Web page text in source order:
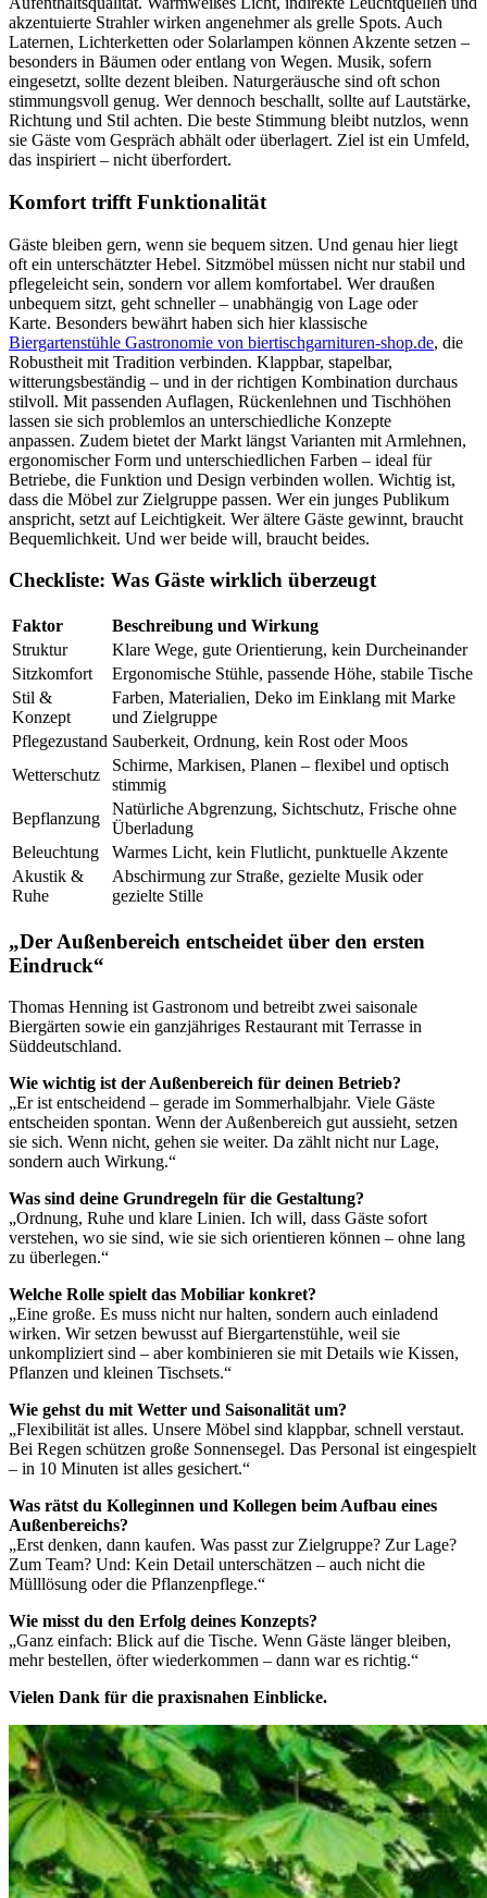
akzentuierte Strahler wirken angenehmer als grelle Spots. Auch
Laternen, Lichterketten oder Solarlampen können Akzente setzen –
besonders in Bäumen oder entlang von Wegen. Musik, sofern
eingesetzt, sollte dezent bleiben. Naturgeräusche sind oft schon
stimmungsvoll genug. Wer dennoch beschallt, sollte auf Lautstärke,
Richtung und Stil achten. Die beste Stimmung bleibt nutzlos, wenn
sie Gäste vom Gespräch abhält oder überlagert. Ziel ist ein Umfeld,
das inspiriert – nicht überfordert.
Komfort trifft Funktionalität
Gäste bleiben gern, wenn sie bequem sitzen. Und genau hier liegt
oft ein unterschätzter Hebel. Sitzmöbel müssen nicht nur stabil und
pflegeleicht sein, sondern vor allem komfortabel. Wer draußen
unbequem sitzt, geht schneller – unabhängig von Lage oder
Karte. Besonders bewährt haben sich hier klassische
Biergartenstühle Gastronomie von biertischgarnituren-shop.de, die
Robustheit mit Tradition verbinden. Klappbar, stapelbar,
witterungsbeständig – und in der richtigen Kombination durchaus
stilvoll. Mit passenden Auflagen, Rückenlehnen und Tischhöhen
lassen sie sich problemlos an unterschiedliche Konzepte
anpassen. Zudem bietet der Markt längst Varianten mit Armlehnen,
ergonomischer Form und unterschiedlichen Farben – ideal für
Betriebe, die Funktion und Design verbinden wollen. Wichtig ist,
dass die Möbel zur Zielgruppe passen. Wer ein junges Publikum
anspricht, setzt auf Leichtigkeit. Wer ältere Gäste gewinnt, braucht
Bequemlichkeit. Und wer beide will, braucht beides.
Checkliste: Was Gäste wirklich überzeugt
Faktor
Beschreibung und Wirkung
Struktur
Klare Wege, gute Orientierung, kein Durcheinander
Sitzkomfort
Ergonomische Stühle, passende Höhe, stabile Tische
Stil &
Konzept
Farben, Materialien, Deko im Einklang mit Marke
und Zielgruppe
Pflegezustand Sauberkeit, Ordnung, kein Rost oder Moos
Wetterschutz
Schirme, Markisen, Planen – flexibel und optisch
stimmig
Bepflanzung
Natürliche Abgrenzung, Sichtschutz, Frische ohne
Überladung
Beleuchtung
Warmes Licht, kein Flutlicht, punktuelle Akzente
Akustik &
Ruhe
Abschirmung zur Straße, gezielte Musik oder
gezielte Stille
„Der Außenbereich entscheidet über den ersten
Eindruck“
Thomas Henning ist Gastronom und betreibt zwei saisonale
Biergärten sowie ein ganzjähriges Restaurant mit Terrasse in
Süddeutschland.
Wie wichtig ist der Außenbereich für deinen Betrieb?
„Er ist entscheidend – gerade im Sommerhalbjahr. Viele Gäste
entscheiden spontan. Wenn der Außenbereich gut aussieht, setzen
sie sich. Wenn nicht, gehen sie weiter. Da zählt nicht nur Lage,
sondern auch Wirkung.“
Was sind deine Grundregeln für die Gestaltung?
„Ordnung, Ruhe und klare Linien. Ich will, dass Gäste sofort
verstehen, wo sie sind, wie sie sich orientieren können – ohne lang
zu überlegen.“
Welche Rolle spielt das Mobiliar konkret?
„Eine große. Es muss nicht nur halten, sondern auch einladend
wirken. Wir setzen bewusst auf Biergartenstühle, weil sie
unkompliziert sind – aber kombinieren sie mit Details wie Kissen,
Pflanzen und kleinen Tischsets.“
Wie gehst du mit Wetter und Saisonalität um?
„Flexibilität ist alles. Unsere Möbel sind klappbar, schnell verstaut.
Bei Regen schützen große Sonnensegel. Das Personal ist eingespielt
– in 10 Minuten ist alles gesichert.“
Was rätst du Kolleginnen und Kollegen beim Aufbau eines
Außenbereichs?
„Erst denken, dann kaufen. Was passt zur Zielgruppe? Zur Lage?
Zum Team? Und: Kein Detail unterschätzen – auch nicht die
Mülllösung oder die Pflanzenpflege.“
Wie misst du den Erfolg deines Konzepts?
„Ganz einfach: Blick auf die Tische. Wenn Gäste länger bleiben,
mehr bestellen, öfter wiederkommen – dann war es richtig.“
Vielen Dank für die praxisnahen Einblicke.